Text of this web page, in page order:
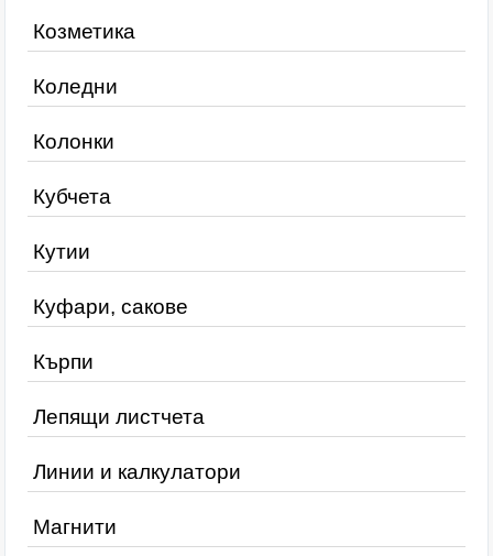
Козметика
Коледни
Колонки
Кубчета
Кутии
Куфари, сакове
Кърпи
Лепящи листчета
Линии и калкулатори
Магнити